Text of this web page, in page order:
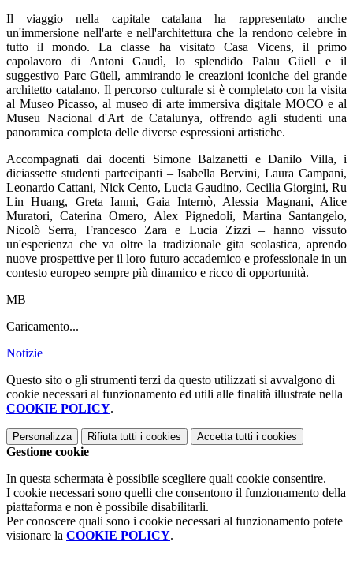
Il viaggio nella capitale catalana ha rappresentato anche
un'immersione nell'arte e nell'architettura che la rendono celebre in
tutto il mondo. La classe ha visitato Casa Vicens, il primo
capolavoro di Antoni Gaudì, lo splendido Palau Güell e il
suggestivo Parc Güell, ammirando le creazioni iconiche del grande
architetto catalano. Il percorso culturale si è completato con la visita
al Museo Picasso, al museo di arte immersiva digitale MOCO e al
Museu Nacional d'Art de Catalunya, offrendo agli studenti una
panoramica completa delle diverse espressioni artistiche.
Accompagnati dai docenti Simone Balzanetti e Danilo Villa, i
diciassette studenti partecipanti – Isabella Bervini, Laura Campani,
Leonardo Cattani, Nick Cento, Lucia Gaudino, Cecilia Giorgini, Ru
Lin Huang, Greta Ianni, Gaia Internò, Alessia Magnani, Alice
Muratori, Caterina Omero, Alex Pignedoli, Martina Santangelo,
Nicolò Serra, Francesco Zara e Lucia Zizzi – hanno vissuto
un'esperienza che va oltre la tradizionale gita scolastica, aprendo
nuove prospettive per il loro futuro accademico e professionale in un
contesto europeo sempre più dinamico e ricco di opportunità.
MB
Caricamento...
Notizie
Questo sito o gli strumenti terzi da questo utilizzati si avvalgono di
cookie necessari al funzionamento ed utili alle finalità illustrate nella
COOKIE POLICY.
Personalizza Rifiuta tutti i cookies Accetta tutti i cookies
Gestione cookie
In questa schermata è possibile scegliere quali cookie consentire.
I cookie necessari sono quelli che consentono il funzionamento della
piattaforma e non è possibile disabilitarli.
Per conoscere quali sono i cookie necessari al funzionamento potete
visionare la COOKIE POLICY.